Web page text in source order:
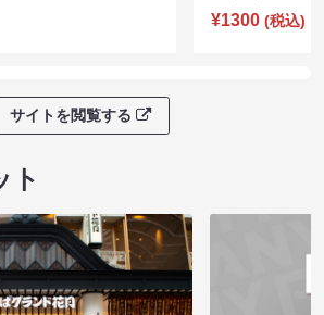
¥1300 (税込)
サイトを閲覧する
ト